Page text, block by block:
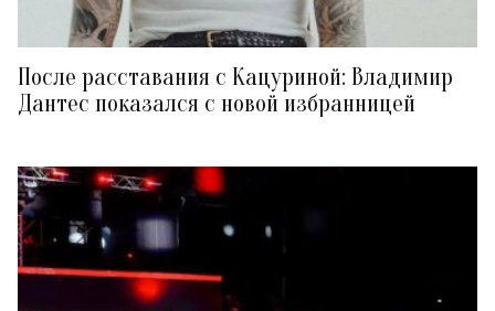
После расставания с Кацуриной: Владимир
Дантес показался с новой избранницей